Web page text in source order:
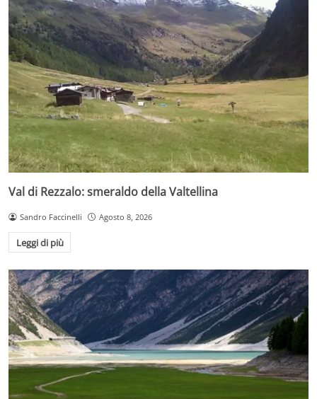
Val di Rezzalo: smeraldo della Valtellina
Sandro Faccinelli Agosto 8, 2026
Leggi di più